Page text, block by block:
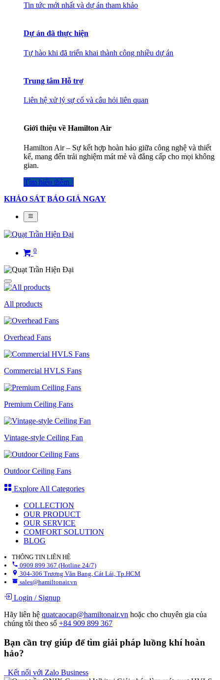
Tin tức mới nhất và dự án tham khảo
Dự án đã thực hiện
Tự hào khi đã triển khai thành công nhiều dự án
Trung tâm Hỗ trợ
Liên hệ xử lý sự cố và câu hỏi liên quan
Giới thiệu về Hamilton Air
Hamilton Air – Sự kết hợp hoàn hảo giữa công nghệ và thiết
kế, mang đến trải nghiệm mát mẻ và đẳng cấp cho mọi không
gian.
Tìm hiểu thêm​​​​​​​​
KHẢO SÁT BÁO GIÁ NGAY
0
All products
Overhead Fans
Commercial HVLS Fans
Premium Ceiling Fans
Vintage-style Ceiling Fan
Outdoor Ceiling Fans
Explore All Categories
COLLECTION
OUR PRODUCT
OUR SERVICE
COMFORT SOLUTION
BLOG
THÔNG TIN LIÊN HỆ
0909 899 367 (Hotline 24/7)
304-306 Trương Văn Bang, Cát Lái, Tp.HCM
sales@hamiltonair.vn
Login /Signup
Hãy liên hệ quatcaocap@hamiltonair.vn hoặc cho chuyên gia của
chúng tôi theo số +84 909 899 367
Bạn cần trợ giúp để tìm giải pháp luồng khí hoàn
hảo?
Kết nối với Zalo Business